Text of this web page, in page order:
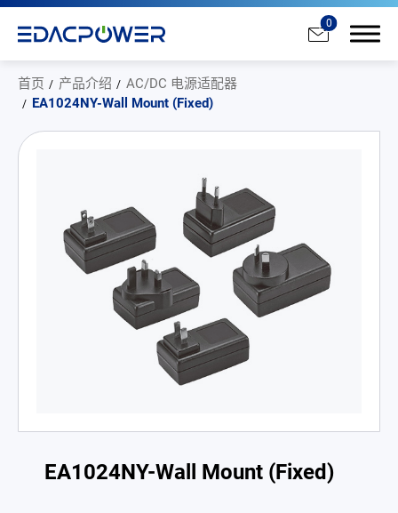
0
首页 产品介绍
AC/DC 电源适配器
EA1024NY-Wall Mount (Fixed)
EA1024NY-Wall Mount (Fixed)
AC/DC 电源适配器
AC/DC 医疗电源供应器
DC/DC 电源适配器